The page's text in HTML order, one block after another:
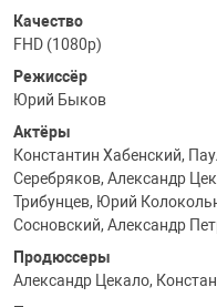
Качество
FHD (1080p)
Режиссёр
Юрий Быков
Актёры
Константин Хабенский,
Серебряков, Александр
Трибунцев, Юрий
Сосновский, Александр
Продюссеры
Александр Цекало,